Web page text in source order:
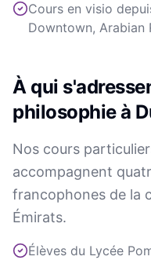
Cours en visio
Downtown, Arabian
À qui
philosophie à
Nos cours
accompagnent
francophones de la
Émirats.
Élèves du Lycée